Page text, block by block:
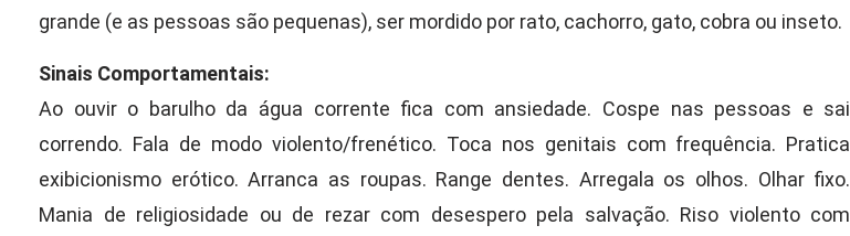
grande (e as pessoas são pequenas), ser mordido por rato, cachorro, gato, cobra ou inseto.
Sinais Comportamentais:
Ao ouvir o barulho da água corrente fica com ansiedade. Cospe nas pessoas e sai
correndo. Fala de modo violento/frenético. Toca nos genitais com frequência. Pratica
exibicionismo erótico. Arranca as roupas. Range dentes. Arregala os olhos. Olhar fixo.
Mania de religiosidade ou de rezar com desespero pela salvação. Riso violento com